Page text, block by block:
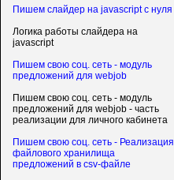
Пишем слайдер на javascript с нуля
Логика работы слайдера на
javascript
Пишем свою соц. сеть - модуль
предложений для webjob
Пишем свою соц. сеть - модуль
предложений для webjob - часть
реализации для личного кабинета
Пишем свою соц. сеть - Реализация
файлового хранилища
предложений в csv-файле